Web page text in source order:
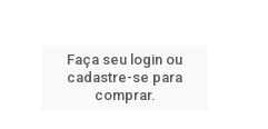
Faça seu login ou
cadastre-se para
comprar.